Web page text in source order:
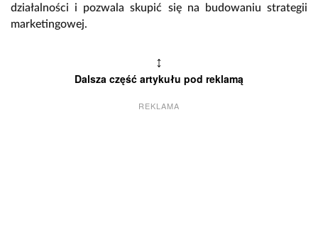
działalności i pozwala skupić się na budowaniu strategii
marketingowej.
↕
Dalsza część artykułu pod reklamą
REKLAMA